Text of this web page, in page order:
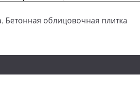
, Бетонная облицовочная плитка